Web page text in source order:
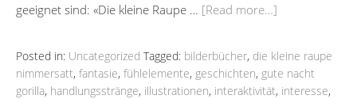
geeignet sind: «Die kleine Raupe … [Read more…]
Posted in: Uncategorized Tagged: bilderbücher, die kleine raupe
nimmersatt, fantasie, fühlelemente, geschichten, gute nacht
gorilla, handlungsstränge, illustrationen, interaktivität, interesse,